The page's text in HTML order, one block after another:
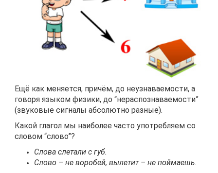
Ещё как меняется, причём, до неузнаваемости, а
говоря языком физики, до “нераспознаваемости”
(звуковые сигналы абсолютно разные).
Какой глагол мы наиболее часто употребляем со
словом “слово”?
Слова слетали с губ.
Слово – не воробей, вылетит – не поймаешь.